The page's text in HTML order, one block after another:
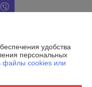
машины"
удобства
персональных
файлы cookies или